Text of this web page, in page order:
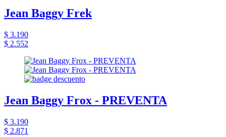
Jean Baggy Frek
$ 3.190
$ 2.552
Jean Baggy Frox - PREVENTA
$ 3.190
$ 2.871